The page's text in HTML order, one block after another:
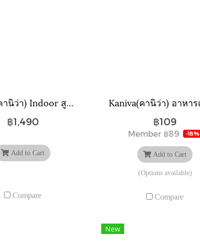
Kaniva(คานิว่า) Indoor สูตรสำหรับแมวเลี้ยงในบ้าน ขนาดถุง 8 กิโลกรัม
฿1,490
Add to Cart
Compare
฿109
Member ฿89 -18%
Add to Cart
(Options available)
Compare
New